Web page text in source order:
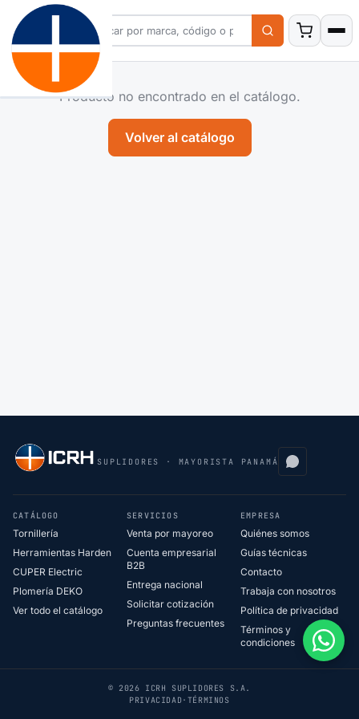
Producto no encontrado en el catálogo.
Volver al catálogo
SUPLIDORES · MAYORISTA PANAMÁ
CATÁLOGO
Tornillería
Herramientas Harden
CUPER Electric
Plomería DEKO
Ver todo el catálogo
SERVICIOS
Venta por mayoreo
Cuenta empresarial
B2B
Entrega nacional
Solicitar cotización
Preguntas frecuentes
EMPRESA
Quiénes somos
Guías técnicas
Contacto
Trabaja con nosotros
Política de privacidad
Términos y
condiciones
© 2026 ICRH SUPLIDORES S.A.
PRIVACIDAD · TÉRMINOS